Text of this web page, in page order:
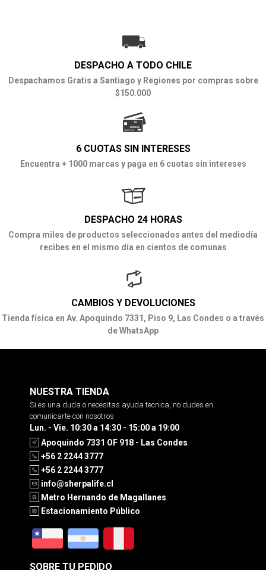
DESPACHO A TODO CHILE
Despachamos Gratis a Santiago y Regiones por compras sobre
$150.000
6 CUOTAS SIN INTERESES
Encuentra + 1000 marcas y paga en 6 cuotas sin intereses
DESPACHO 24 HORAS
Compra miles de productos seleccionados antes del mediodía
recibes en el mismo día en cientos de comunas
CAMBIOS Y DEVOLUCIONES
Tienda física en Av. Apoquindo 7331, Piso 9, Las Condes o a través
de WhatsApp
NUESTRA TIENDA
Si es una duda o necesitas ayuda tecnica, no dudes en
comunicarte con nosotros
Lun. - Vie. 10:30 a 14:30 - 15:00 a 19:00
Apoquindo 7331 OF 918 - Las Condes
+56 2 2244 3777
+56 2 2244 3777
info@sherpalife.cl
Metro Hernando de Magallanes
Estacionamiento Público
SOBRE TU PEDIDO